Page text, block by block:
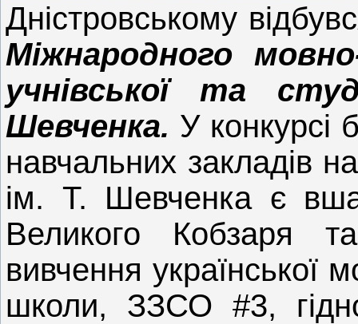
Дністровському
Міжнародного
учнівської та
Шевченка. У конкурсі
навчальних закладів
ім. Т. Шевченка є
Великого Кобзаря
вивчення української
школи, ЗЗСО #3,